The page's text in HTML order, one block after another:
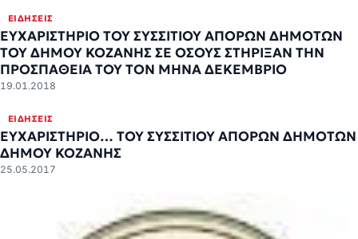
ΕΙΔΉΣΕΙΣ
ΕΥΧΑΡΙΣΤΗΡΙΟ ΤΟΥ ΣΥΣΣΙΤΙΟΥ ΑΠΟΡΩΝ ΔΗΜΟΤΩΝ
ΤΟΥ ΔΗΜΟΥ ΚΟΖΑΝΗΣ ΣΕ ΟΣΟΥΣ ΣΤΗΡΙΞΑΝ ΤΗΝ
ΠΡΟΣΠΑΘΕΙΑ ΤΟΥ ΤΟΝ ΜΗΝΑ ΔΕΚΕΜΒΡΙΟ
19.01.2018
ΕΙΔΉΣΕΙΣ
ΕΥΧΑΡΙΣΤΗΡΙΟ… ΤΟΥ ΣΥΣΣΙΤΙΟΥ ΑΠΟΡΩΝ ΔΗΜΟΤΩΝ
ΔΗΜΟΥ ΚΟΖΑΝΗΣ
25.05.2017